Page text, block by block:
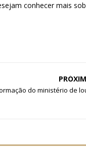
conhecer mais
do ministério de